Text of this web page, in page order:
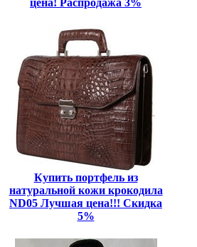
цена! Распродажа 3%
Купить портфель из
натуральной кожи крокодила
ND05 Лучшая цена!!! Скидка
5%